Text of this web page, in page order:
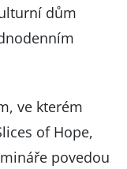
dům
ve kterém
of Hope,
povedou